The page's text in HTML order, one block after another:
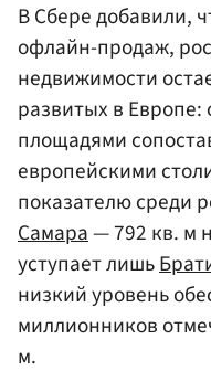
В Сбере добавили,
офлайн-продаж,
недвижимости
развитых в Европе:
площадями
европейскими
показателю среди
Самара— 792 кв. м
уступает лишь
низкий уровень
миллионников
м.